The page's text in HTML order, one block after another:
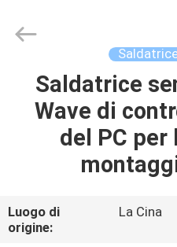
CASA
PRODOTTI
NOI
UNIQUE
AUTOMATION
Saldatrice
Wave di
del PC per
Luogo di
origine:
La Cina